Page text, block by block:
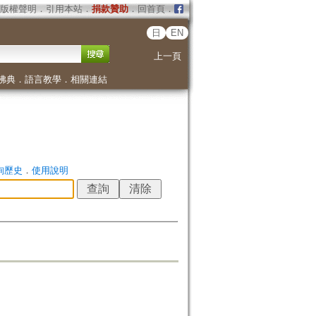
版權聲明 ． 引用本站． 捐款贊助．回首頁．
日 EN
上一頁
典． 語言教學． 相關連結
歷史 ． 使用說明